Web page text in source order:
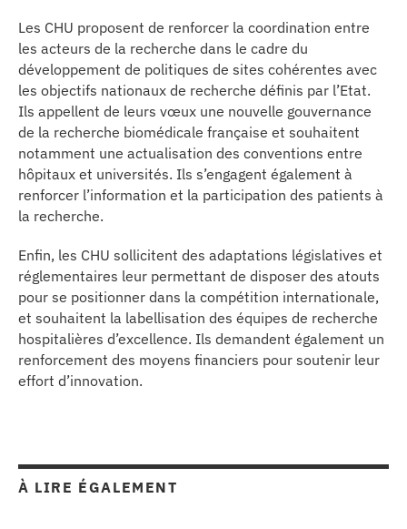
Les CHU proposent de renforcer la coordination entre
les acteurs de la recherche dans le cadre du
développement de politiques de sites cohérentes avec
les objectifs nationaux de recherche définis par l’Etat.
Ils appellent de leurs vœux une nouvelle gouvernance
de la recherche biomédicale française et souhaitent
notamment une actualisation des conventions entre
hôpitaux et universités. Ils s’engagent également à
renforcer l’information et la participation des patients à
la recherche.
Enfin, les CHU sollicitent des adaptations législatives et
réglementaires leur permettant de disposer des atouts
pour se positionner dans la compétition internationale,
et souhaitent la labellisation des équipes de recherche
hospitalières d’excellence. Ils demandent également un
renforcement des moyens financiers pour soutenir leur
effort d’innovation.
À LIRE ÉGALEMENT